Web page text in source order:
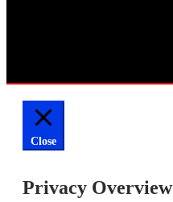
Close
Privacy Overview